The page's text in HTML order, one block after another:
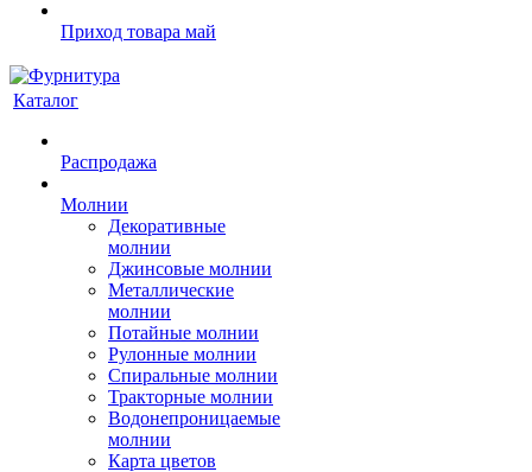
Приход товара май
Каталог
Распродажа
Молнии
Декоративные
молнии
Джинсовые молнии
Металлические
молнии
Потайные молнии
Рулонные молнии
Спиральные молнии
Тракторные молнии
Водонепроницаемые
молнии
Карта цветов